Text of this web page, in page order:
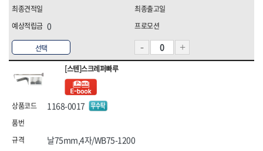
선택
0
[스텐]스크레퍼빠루
1168-0017
날75mm,4자/WB75-1200